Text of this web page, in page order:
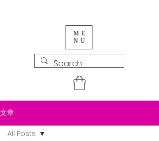
ME
NU
文章
All Posts